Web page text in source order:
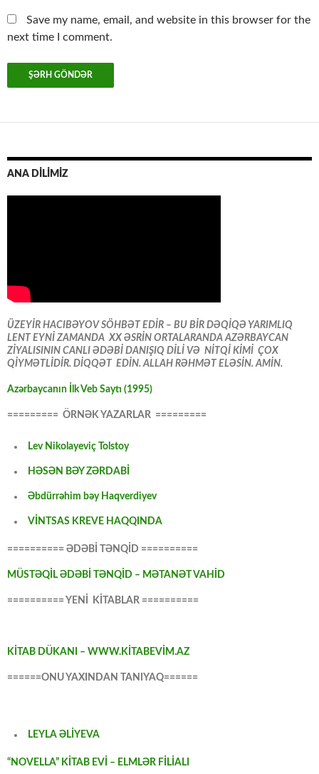
Save my name, email, and website in this browser for the
next time I comment.
ANA DİLİMİZ
ÜZEYİR HACIBƏYOV SÖHBƏT EDİR – BU BİR DƏQİQƏ YARIMLIQ
LENT EYNİ ZAMANDA XX ƏSRİN ORTALARANDA AZƏRBAYCAN
ZİYALISININ CANLI ƏDƏBİ DANIŞIQ DİLİ VƏ NİTQİ KİMİ ÇOX
QİYMƏTLİDİR. DİQQƏT EDİN. ALLAH RƏHMƏT ELƏSİN. AMİN.
Azərbaycanın İlk Veb Saytı (1995)
========= ÖRNƏK YAZARLAR =========
Lev Nikolayeviç Tolstoy
HƏSƏN BƏY ZƏRDABİ
Əbdürrəhim bəy Haqverdiyev
VİNTSAS KREVE HAQQINDA
========== ƏDƏBİ TƏNQİD ==========
MÜSTƏQİL ƏDƏBİ TƏNQİD – MƏTANƏT VAHİD
========== YENİ KİTABLAR ==========
KİTAB DÜKANI – WWW.KİTABEVİM.AZ
======ONU YAXINDAN TANIYAQ======
LEYLA ƏLİYEVA
“NOVELLA” KİTAB EVİ – ELMLƏR FİLİALI